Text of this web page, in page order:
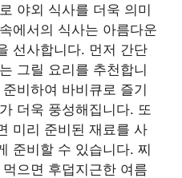
야외 식사를 더욱 의미
에서의 식사는 아름다운
선사합니다. 먼저 간단
그릴 요리를 추천합니
비하여 바비큐로 즐기
더욱 풍성해집니다. 또
미리 준비된 재료를 사
준비할 수 있습니다. 찌
으면 후덥지근한 여름